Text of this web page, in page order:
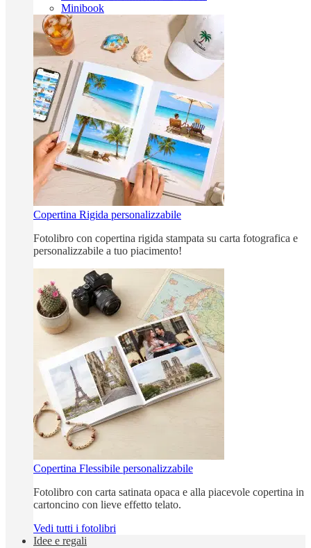
Minibook
Copertina Rigida personalizzabile
Fotolibro con copertina rigida stampata su carta fotografica e
personalizzabile a tuo piacimento!
Copertina Flessibile personalizzabile
Fotolibro con carta satinata opaca e alla piacevole copertina in
cartoncino con lieve effetto telato.
Vedi tutti i fotolibri
Idee e regali